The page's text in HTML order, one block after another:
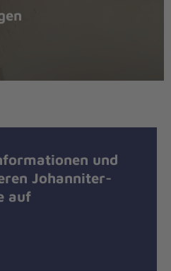
und
Johanniter-
auf